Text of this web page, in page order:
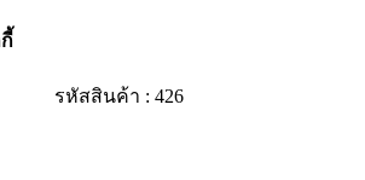
รหัสสินค้า : 426